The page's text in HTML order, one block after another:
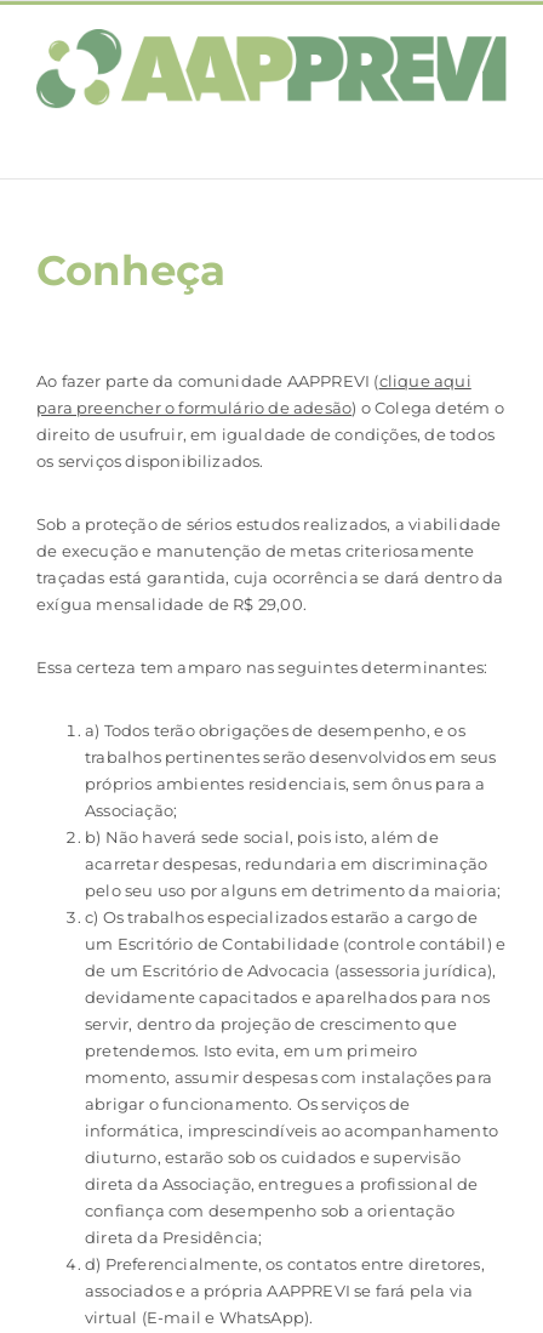
conteúdo
Conheça
Ao fazer parte da comunidade AAPPREVI (clique aqui
para preencher o formulário de adesão) o Colega detém o
direito de usufruir, em igualdade de condições, de todos
os serviços disponibilizados.
Sob a proteção de sérios estudos realizados, a viabilidade
de execução e manutenção de metas criteriosamente
traçadas está garantida, cuja ocorrência se dará dentro da
exígua mensalidade de R$ 29,00.
Essa certeza tem amparo nas seguintes determinantes:
a) Todos terão obrigações de desempenho, e os
trabalhos pertinentes serão desenvolvidos em seus
próprios ambientes residenciais, sem ônus para a
Associação;
b) Não haverá sede social, pois isto, além de
acarretar despesas, redundaria em discriminação
pelo seu uso por alguns em detrimento da maioria;
c) Os trabalhos especializados estarão a cargo de
um Escritório de Contabilidade (controle contábil) e
de um Escritório de Advocacia (assessoria jurídica),
devidamente capacitados e aparelhados para nos
servir, dentro da projeção de crescimento que
pretendemos. Isto evita, em um primeiro
momento, assumir despesas com instalações para
abrigar o funcionamento. Os serviços de
informática, imprescindíveis ao acompanhamento
diuturno, estarão sob os cuidados e supervisão
direta da Associação, entregues a profissional de
confiança com desempenho sob a orientação
direta da Presidência;
d) Preferencialmente, os contatos entre diretores,
associados e a própria AAPPREVI se fará pela via
virtual (E-mail e WhatsApp).